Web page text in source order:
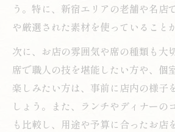
う。特に、新宿エリアの老舗や名店
や厳選された素材を使っていること
次に、お店の雰囲気や席の種類も大
席で職人の技を堪能したい方や、個
楽しみたい方は、事前に店内の様子
しょう。また、ランチやディナーの
も比較し、用途や予算に合ったお店